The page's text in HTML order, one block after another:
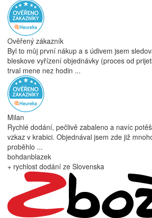
Ověřený zákazník
Byl to můj první nákup a s údivem jsem
bleskove vyřízení objednávky (proces od
trval mene nez hodin ...
Milan
Rychlé dodání, pečlivě zabaleno a navíc
vzkaz v krabici. Objednával jsem zde již
proběhlo ...
bohdanblazek
+ rychlost dodání ze Slovenska